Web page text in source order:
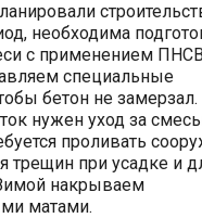
необходима
с применением ПНСВ
специальные
бетон не замерзал.
нужен уход за
проливать
трещин при усадке и
накрываем
матами.